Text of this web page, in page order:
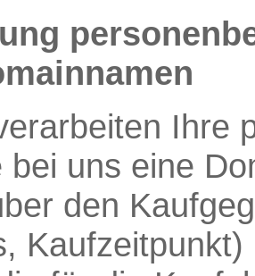
Ihre
bei uns eine
den
Kaufzeitpunkt)